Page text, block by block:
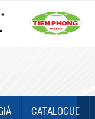
CATALOGUE